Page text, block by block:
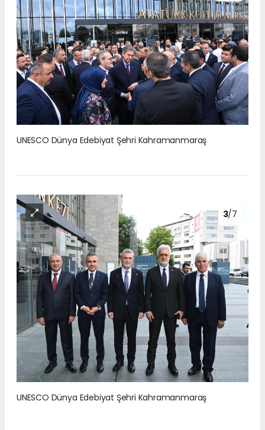
UNESCO Dünya Edebiyat Şehri Kahramanmaraş
3/7
UNESCO Dünya Edebiyat Şehri Kahramanmaraş